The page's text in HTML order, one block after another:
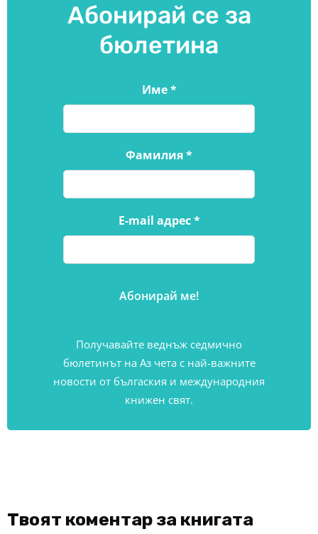
Абонирай се за
бюлетина
Име*
Фамилия*
E-mail адрес*
Получавайте веднъж седмично
бюлетинът на Аз чета с най-важните
новости от бългаския и международния
книжен свят.
Твоят коментар за книгата